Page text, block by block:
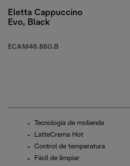
Eletta Cappuccino
Evo, Black
ECAM46.860.B
Tecnología de molienda
LatteCrema Hot
Control de temperatura
Fácil de limpiar